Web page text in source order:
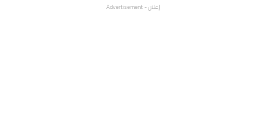
إعلان - Advertisement